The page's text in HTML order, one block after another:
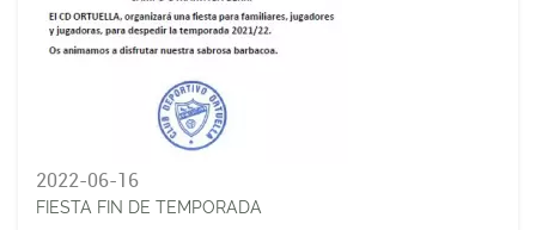
2022-06-16
FIESTA FIN DE TEMPORADA